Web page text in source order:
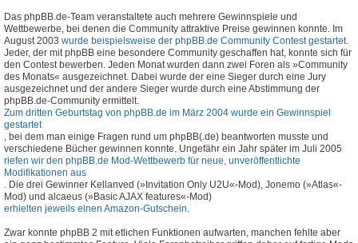
Das phpBB.de-Team veranstaltete auch mehrere Gewinnspiele und
Wettbewerbe, bei denen die Community attraktive Preise gewinnen konnte. Im
August 2003 wurde beispielsweise der phpBB.de Community Contest gestartet.
Jeder, der mit phpBB eine besondere Community geschaffen hat, konnte sich für
den Contest bewerben. Jeden Monat wurden dann zwei Foren als »Community
des Monats« ausgezeichnet. Dabei wurde der eine Sieger durch eine Jury
ausgezeichnet und der andere Sieger wurde durch eine Abstimmung der
phpBB.de-Community ermittelt.
Zum dritten Geburtstag von phpBB.de im März 2004 wurde ein Gewinnspiel
gestartet
, bei dem man einige Fragen rund um phpBB(.de) beantworten musste und
verschiedene Bücher gewinnen konnte. Ungefähr ein Jahr später im Juli 2005
riefen wir den phpBB.de Mod-Wettbewerb für neue, unveröffentlichte
Modifikationen aus
. Die drei Gewinner Kellanved (»Invitation Only U2U«-Mod), Jonemo (»Atlas«-
Mod) und alcaeus (»Basic AJAX features«-Mod)
erhielten jeweils einen Amazon-Gutschein.
Zwar konnte phpBB 2 mit etlichen Funktionen aufwarten, manchen fehlte aber